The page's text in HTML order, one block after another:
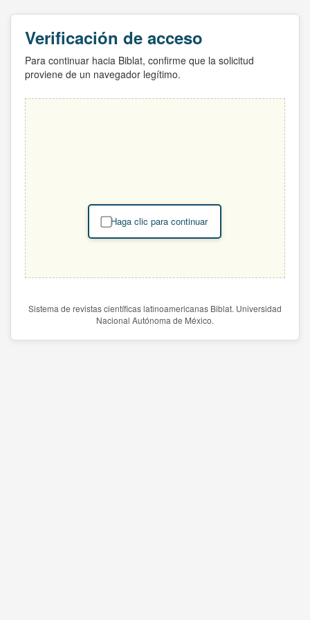
Verificación de acceso
Para continuar hacia Biblat, confirme que la solicitud
proviene de un navegador legítimo.
Haga clic para continuar
Sistema de revistas científicas latinoamericanas Biblat. Universidad
Nacional Autónoma de México.